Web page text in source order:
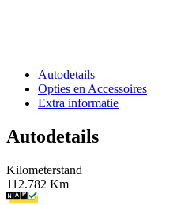
Autodetails
Opties en Accessoires
Extra informatie
Autodetails
Kilometerstand
112.782 Km